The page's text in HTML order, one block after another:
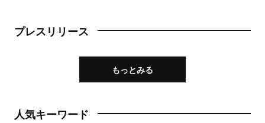
プレスリリース
もっとみる
人気キーワード